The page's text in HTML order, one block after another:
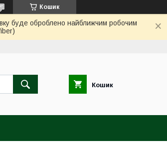
Кошик
буде оброблено найближчим робочим
Кошик